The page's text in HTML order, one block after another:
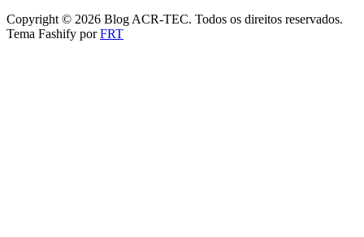
Copyright © 2026 Blog ACR-TEC. Todos os direitos reservados.
Tema Fashify porFRT